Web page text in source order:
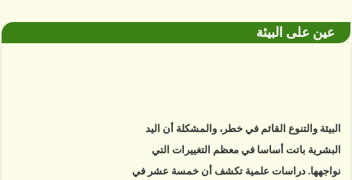
عين على البيئة
البيئة والتنوع القائم في خطر، والمشكلة أن اليد
البشرية باتت أساسا في معظم التغييرات التي
نواجهها. دراسات علمية تكشف أن خمسة عشر في